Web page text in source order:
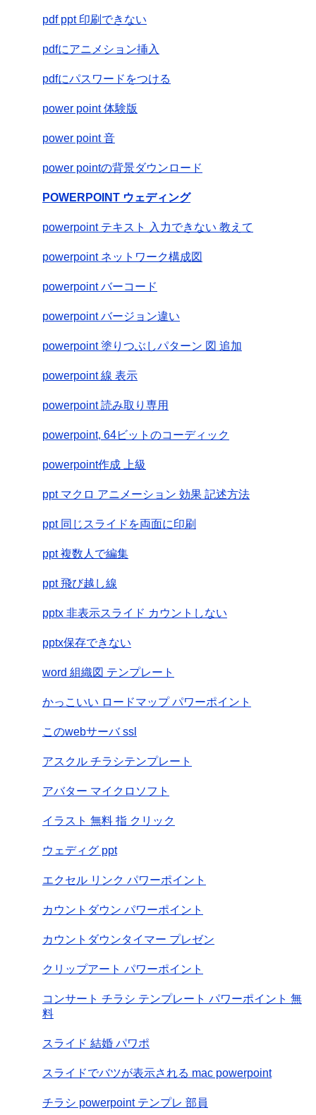
pdf ppt 印刷できない
pdfにアニメション挿入
pdfにパスワードをつける
power point 体験版
power point 音
power pointの背景ダウンロード
POWERPOINT ウェディング
powerpoint テキスト 入力できない 教えて
powerpoint ネットワーク構成図
powerpoint バーコード
powerpoint バージョン違い
powerpoint 塗りつぶしパターン 図 追加
powerpoint 線 表示
powerpoint 読み取り専用
powerpoint, 64ビットのコーディック
powerpoint作成 上級
ppt マクロ アニメーション 効果 記述方法
ppt 同じスライドを両面に印刷
ppt 複数人で編集
ppt 飛び越し線
pptx 非表示スライド カウントしない
pptx保存できない
word 組織図 テンプレート
かっこいい ロードマップ パワーポイント
このwebサーバ ssl
アスクル チラシテンプレート
アバター マイクロソフト
イラスト 無料 指 クリック
ウェディグ ppt
エクセル リンク パワーポイント
カウントダウン パワーポイント
カウントダウンタイマー プレゼン
クリップアート パワーポイント
コンサート チラシ テンプレート パワーポイント 無
料
スライド 結婚 パワポ
スライドでバツが表示される mac powerpoint
チラシ powerpoint テンプレ 部員